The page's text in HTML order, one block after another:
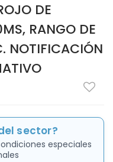
DE
RANGO DE
NOTIFICACIÓN
sector?
especiales